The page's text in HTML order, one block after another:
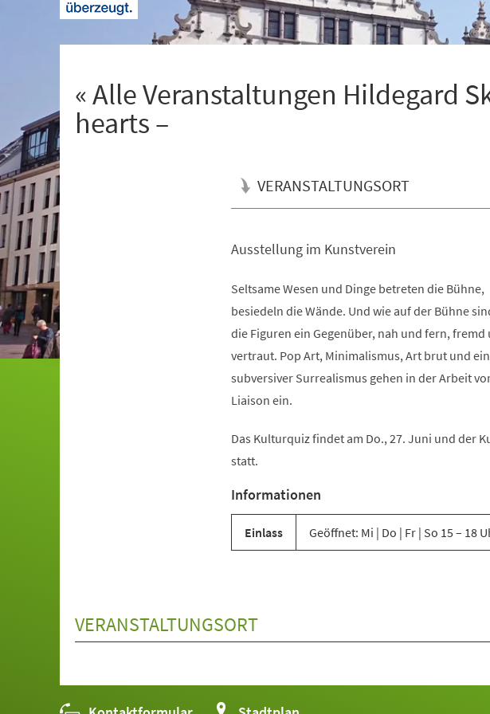
« Alle Veranstaltungen Hildegard
hearts –
VERANSTALTUNGSORT
Ausstellung im Kunstverein
Seltsame Wesen und Dinge betreten die Bühne,
besiedeln die Wände. Und wie auf der Bühne
die Figuren ein Gegenüber, nah und fern, fremd
vertraut. Pop Art, Minimalismus, Art brut und ein
subversiver Surrealismus gehen in der Arbeit
Liaison ein.
Das Kulturquiz findet am Do., 27. Juni und der
statt.
Informationen
Einlass Geöffnet: Mi | Do | Fr | So 15 – 18
VERANSTALTUNGSORT